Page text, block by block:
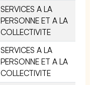
SERVICES A LA
PERSONNE ET A LA
COLLECTIVITE
SERVICES A LA
PERSONNE ET A LA
COLLECTIVITE